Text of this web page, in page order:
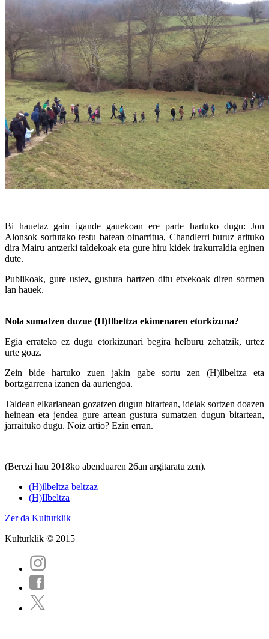
Bi hauetaz gain igande gauekoan ere parte hartuko dugu: Jon
Alonsok sortutako testu batean oinarritua, Chandlerri buruz arituko
dira Mairu antzerki taldekoak eta gure hiru kidek irakurraldia eginen
dute.
Publikoak, gure ustez, gustura hartzen ditu etxekoak diren sormen
lan hauek.
Nola sumatzen duzue (H)Ilbeltza ekimenaren etorkizuna?
Egia errateko ez dugu etorkizunari begira helburu zehatzik, urtez
urte goaz.
Zein bide hartuko zuen jakin gabe sortu zen (H)ilbeltza eta
bortzgarrena izanen da aurtengoa.
Taldean elkarlanean gozatzen dugun bitartean, ideiak sortzen doazen
heinean eta jendea gure artean gustura sumatzen dugun bitartean,
jarraituko dugu. Noiz artio? Ezin erran.
(Berezi hau 2018ko abenduaren 26an argitaratu zen).
(H)ilbeltza beltzaz
(H)Ilbeltza
Zer da Kulturklik
Kulturklik © 2015